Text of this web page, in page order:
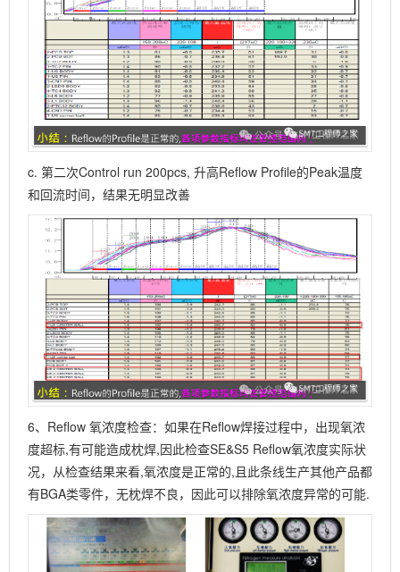
c. 第二次Control run 200pcs, 升高Reflow Profile的Peak温度
和回流时间，结果无明显改善
6、Reflow 氧浓度检查：如果在Reflow焊接过程中，出现氧浓
度超标,有可能造成枕焊,因此检查SE&S5 Reflow氧浓度实际状
况，从检查结果来看,氧浓度是正常的,且此条线生产其他产品都
有BGA类零件，无枕焊不良，因此可以排除氧浓度异常的可能.